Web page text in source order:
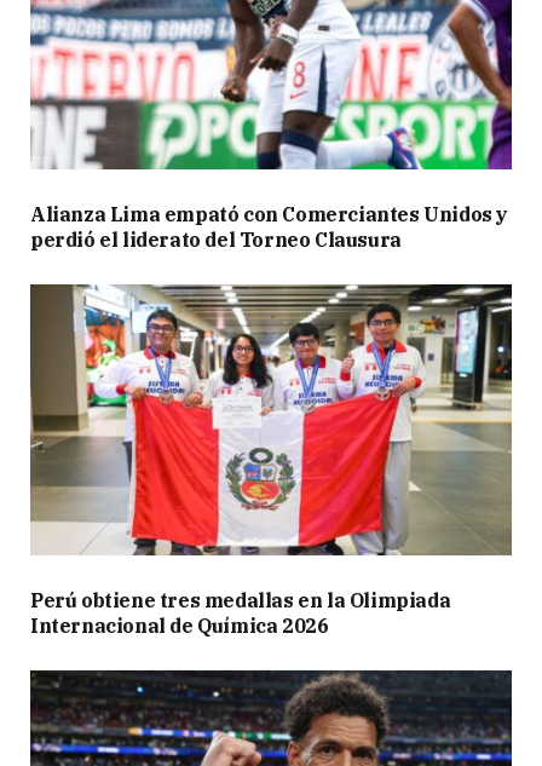
Alianza Lima empató con Comerciantes Unidos y
perdió el liderato del Torneo Clausura
Perú obtiene tres medallas en la Olimpiada
Internacional de Química 2026